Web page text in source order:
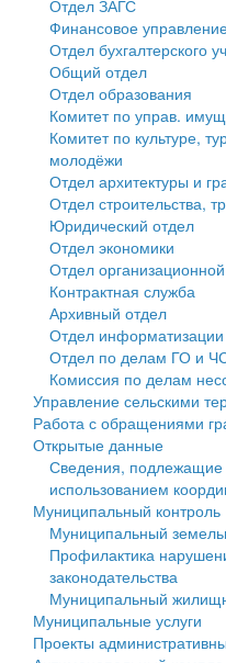
Государственные услуги
Промышленность и АПК
Экономика и бизнес
Символика
Устав
Гостям округа
Туризм
Культура
Образование
Здравоохранение
Социальная защита
Фотоальбом
муниципального округа
Администрация
Тверской области
Управление сельскими
Открытые данные
Работа с обращениями
Муниципальный контроль
Муниципальные услуги
Проекты
Антимонопольный
Противодействие
Финансовое управление
Бюджет для граждан
Имущество
Выявление
объектов недвижимости
Имущественная
среднего
Информационная
среднего
Муниципальные
Контрольно-счетная
Персональные данные
Оценка регулирующего
Деятельность МУ
Нормативы
Отдел ЗАГС
Финансовое
Отдел бухгалтерского
Общий отдел
Отдел образования
Комитет по управ.
Комитет по культуре,
молодёжи
Отдел архитектуры и
Отдел строительства,
Юридический отдел
Отдел экономики
Отдел
Контрактная служба
Архивный отдел
Отдел информатизации
Отдел по делам ГО и
Комиссия по делам
Управление сельскими
Работа с обращениями
Открытые данные
Сведения, подлежащие
использованием
Муниципальный контроль
Муниципальный
Профилактика
законодательства
Муниципальный
Муниципальные услуги
Проекты